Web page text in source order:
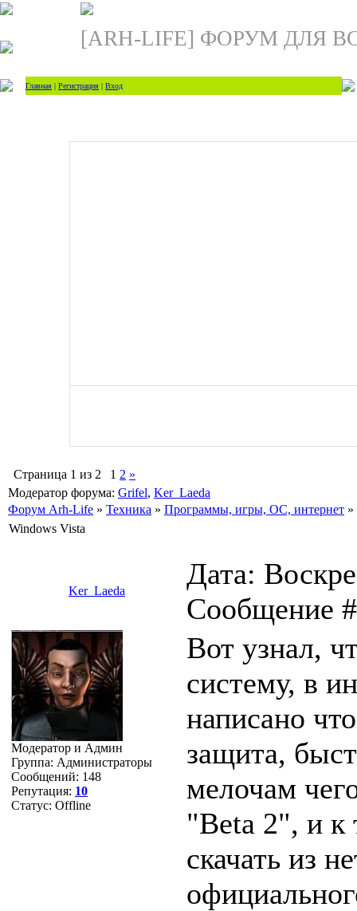
[ARH-LIFE] ФОРУМ ДЛЯ
Главная | Регистрация | Вход
Страница 1 из 2 1 2 »
Модератор форума: Grifel, Ker_Laeda
Форум Arh-Life » Техника » Программы, игры, ОС, интернет »
Windows Vista
Ker_Laeda
Дата:
Сообщение
Модератор и Админ
Группа: Администраторы
Сообщений: 148
Репутация: 10
Статус: Offline
Вот узнал,
систему, в
написано
защита,
мелочам
"Beta 2", и к
скачать из